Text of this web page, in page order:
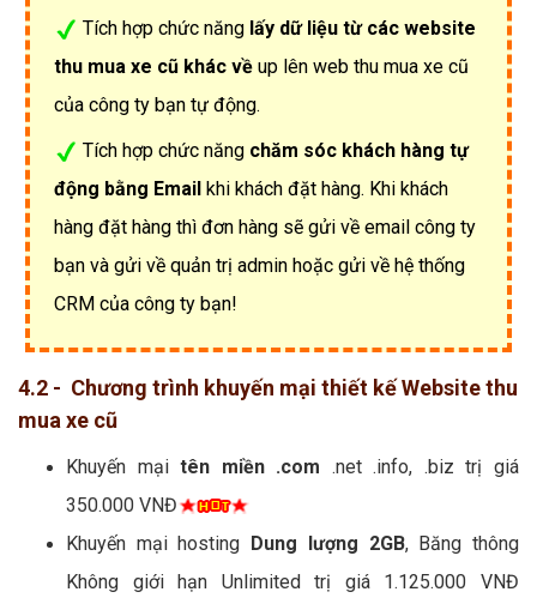
Tích hợp chức năng lấy dữ liệu từ các website
thu mua xe cũ khác về up lên web thu mua xe cũ
của công ty bạn tự động.
Tích hợp chức năng chăm sóc khách hàng tự
động bằng Email khi khách đặt hàng. Khi khách
hàng đặt hàng thì đơn hàng sẽ gửi về email công ty
bạn và gửi về quản trị admin hoặc gửi về hệ thống
CRM của công ty bạn!
4.2 - Chương trình khuyến mại thiết kế Website thu
mua xe cũ
Khuyến mạitên miền .com .net .info, .biz trị giá
350.000 VNĐ
Khuyến mại hosting Dung lượng 2GB, Băng thông
Không giới hạn Unlimited trị giá 1.125.000 VNĐ